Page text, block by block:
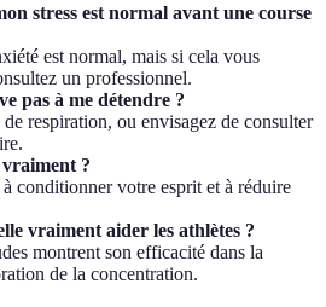
stress est normal avant une course
est normal, mais si cela vous
un professionnel.
pas à me détendre ?
respiration, ou envisagez de consulter
?
conditionner votre esprit et à réduire
vraiment aider les athlètes ?
montrent son efficacité dans la
de la concentration.